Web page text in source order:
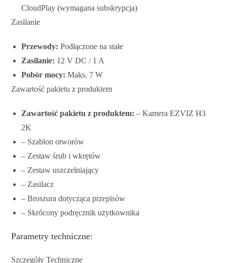
CloudPlay (wymagana subskrypcja)
Zasilanie
Przewody: Podłączone na stałe
Zasilanie: 12 V DC / 1 A
Pobór mocy: Maks. 7 W
Zawartość pakietu z produktem
Zawartość pakietu z produktem: – Kamera EZVIZ H3
2K
– Szablon otworów
– Zestaw śrub i wkrętów
– Zestaw uszczelniający
– Zasilacz
– Broszura dotycząca przepisów
– Skrócony podręcznik użytkownika
Parametry techniczne:
Szczegóły Techniczne